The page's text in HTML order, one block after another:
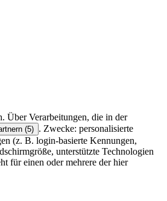
Über Verarbeitungen, die in der
(5) . Zwecke: personalisierte
(z. B. login-basierte Kennungen,
unterstützte Technologien
für einen oder mehrere der hier